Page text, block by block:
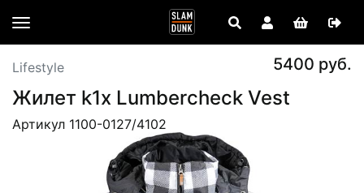
Lifestyle 5400 руб.
Жилет k1x Lumbercheck Vest
Артикул 1100-0127/4102